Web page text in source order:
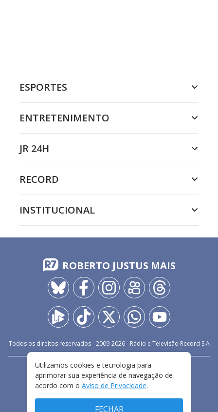
ESPORTES
ENTRETENIMENTO
JR 24H
RECORD
INSTITUCIONAL
ROBERTO JUSTUS MAIS
Todos os direitos reservados - 2009-2026- Rádio e Televisão Record S.A
FALE CONOSCO
PRIVACIDADE
TERMOS E CONDIÇÕES DE USO
Utilizamos cookies e tecnologia para
aprimorar sua experiência de navegação de
acordo com o Aviso de Privacidade.
FECHAR